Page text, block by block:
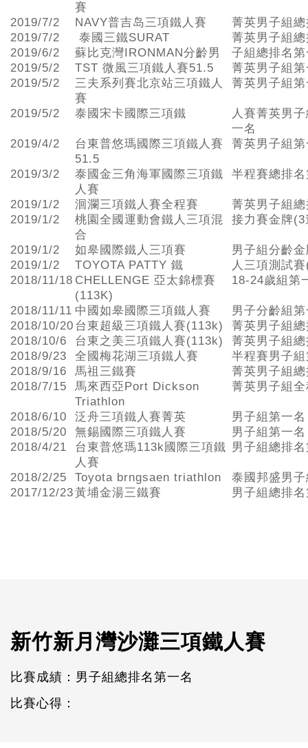
賽
2019/7/2 NAVY普吉岛三項鐵人賽
菁英男子組
2019/7/2
泰國三鐵SURAT
菁英男子組
2019/6/2
蘇比克灣IRONMAN分齡男
子組總排名
2019/5/2
TST 微風三項鐵人賽51.5
菁英男子組
2019/5/2
三夫系列賽北京站三項鐵人
賽
菁英男子組
2019/5/2 泰國宋卡國際三項鐵
人賽菁英男
一名
2019/4/2
台東普悠瑪國際三項鐵人賽
51.5
菁英男子組
2019/3/2
泰國金三角海軍國際三項鐵
人賽
半程賽總排
2019/1/2 洄瀾三項鐵人賽全程賽
菁英男子組
2019/1/2
桃園全國運動會鐵人三項混
合
接力賽金牌
2019/1/2 如皋國際鐵人三項賽
男子組分齡
2019/1/2
TOYOTA PATTY 鐵
人三項測試
2018/11/18 CHELLENGE 亞太錦標賽
(113K)
18-24歲組第
2018/11/11 中國如皋國際三項鐵人賽
男子分齡組
2018/10/20 台東超級三項鐵人賽(113k)
菁英男子組
2018/10/6
台東之美三項鐵人賽(113k)
菁英男子組
2018/9/23
全國梅花湖三項鐵人賽
半程賽男子
2018/9/16
馬祖三鐵賽
菁英男子組
2018/7/15
馬來西亞Port Dickson
Triathlon
菁英男子組
2018/6/10 泛舟三項鐵人賽菁英
男子組第一名
2018/5/20
無錫國際三項鐵人賽
男子組第一名
2018/4/21
台東普悠瑪113k國際三項鐵
人賽
男子組總排
2018/2/25 Toyota brngsaen triathlon
泰國邦盛男
2017/12/23黃埔金湯三鐵賽 男子組總排
新竹新月灣沙灘三項鐵人賽
比賽成績：男子組總排名第一名
比賽心得：